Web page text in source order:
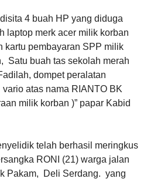
4 buah HP yang diduga
laptop merk acer milik korban
kartu pembayaran SPP milik
Satu buah tas sekolah merah
dompet peralatan
atas nama RIANTO BK
milik korban )” papar Kabid
telah berhasil meringkus
RONI (21) warga jalan
Pakam, Deli Serdang. yang